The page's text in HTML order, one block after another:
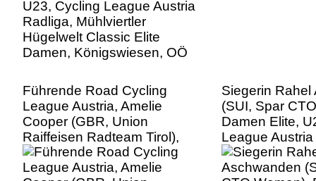
Führende Road Cycling
League Austria, Amelie
Cooper (GBR, Union
Raiffeisen Radteam Tirol),
Damen Elite, U23, Cycling
League Austria Radliga,
Siegerin Rahel
(SUI, Spar
Damen Elite,
League
Mühlviertler
Classic Elite